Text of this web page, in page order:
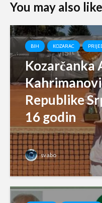
You may also like
BIH KOZARAC
Kozarčanka
Republike
16 godin
svabo